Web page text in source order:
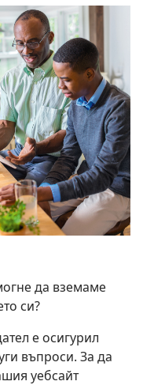
да вземаме
си?
е осигурил
въпроси. За да
уебсайт